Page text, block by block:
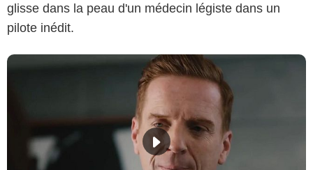
glisse dans la peau d'un médecin légiste dans un
pilote inédit.